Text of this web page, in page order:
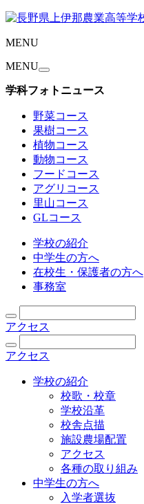
MENU
MENU
学科フォトニュース
野菜コース
果樹コース
植物コース
動物コース
フードコース
アグリコース
里山コース
GLコース
学校の紹介
中学生の方へ
在校生・保護者の方へ
事務室
アクセス
アクセス
学校の紹介
校歌・校章
学校沿革
校舎点描
施設農場配置
アクセス
各種の取り組み
中学生の方へ
入学者選抜